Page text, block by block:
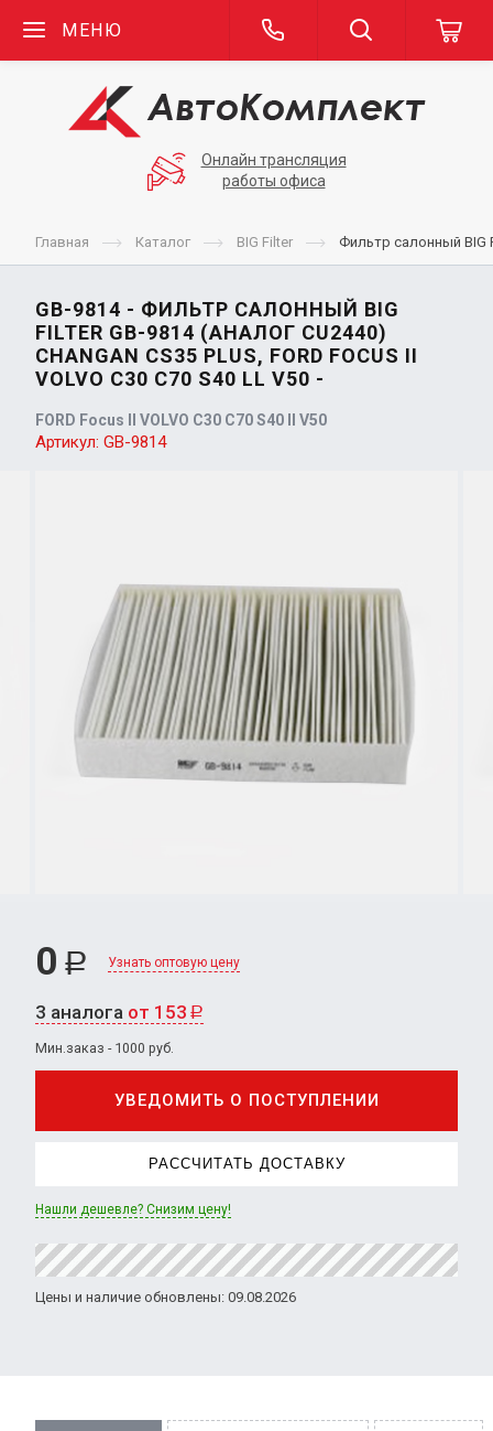
МЕНЮ
Онлайн трансляция
работы офиса
Главная Каталог BIG Filter Фильтр салонный BIG
GB-9814 - ФИЛЬТР САЛОННЫЙ BIG
FILTER GB-9814 (АНАЛОГ CU2440)
CHANGAN CS35 PLUS, FORD FOCUS II
VOLVO C30 C70 S40 LL V50 -
FORD Focus II VOLVO C30 C70 S40 ll V50
Артикул: GB-9814
0 Р Узнать оптовую цену
3 аналога от 153 Р
Мин.заказ - 1000 руб.
УВЕДОМИТЬ О ПОСТУПЛЕНИИ
РАССЧИТАТЬ ДОСТАВКУ
Нашли дешевле? Снизим цену!
Цены и наличие обновлены: 09.08.2026